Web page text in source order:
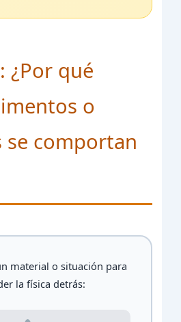
¿Por qué
o
se comportan
material o situación para
la física detrás: